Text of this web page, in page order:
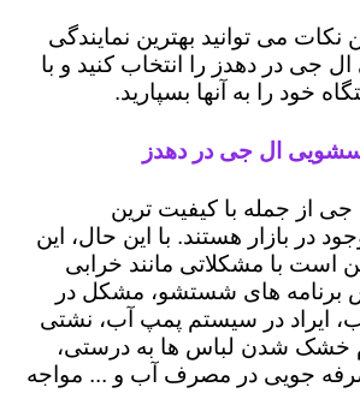
نکات می توانید بهترین نمایندگی
جی در دهدز را انتخاب کنید و با
خود را به آنها بسپارید.
ال جی در دهدز
از جمله با کیفیت ترین
در بازار هستند. با این حال، این
است با مشکلاتی مانند خرابی
برنامه های شستشو، مشکل در
ایراد در سیستم پمپ آب، نشتی
خشک شدن لباس ها به درستی،
جویی در مصرف آب و ... مواجه